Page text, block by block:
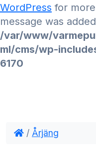
WordPress for
message was
/var/www/
ml/cms/wp-
6170
/ Årjäng